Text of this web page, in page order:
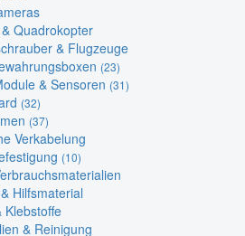
Quadrokopter
& Flugzeuge
(23)
& Sensoren (31)
(32)
(37)
Verkabelung
(10)
Hilfsmaterial
Klebstoffe
& Reinigung